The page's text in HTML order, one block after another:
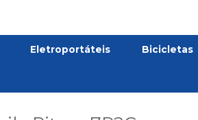
Eletroportáteis Bicicletas